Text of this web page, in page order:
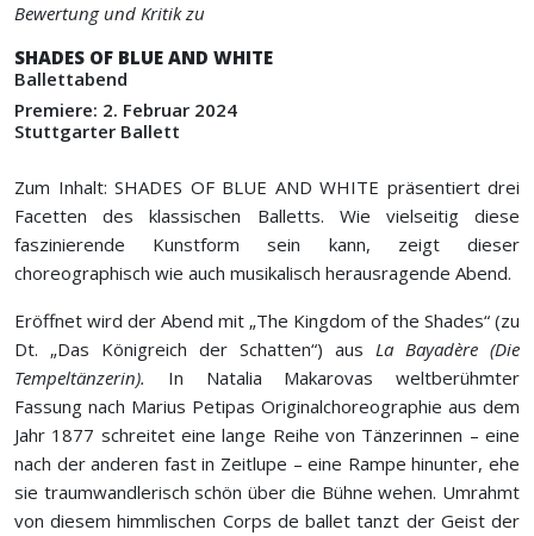
Bewertung und Kritik zu
SHADES OF BLUE AND WHITE
Ballettabend
Premiere: 2. Februar 2024
Stuttgarter Ballett
Zum Inhalt: SHADES OF BLUE AND WHITE präsentiert drei
Facetten des klassischen Balletts. Wie vielseitig diese
faszinierende Kunstform sein kann, zeigt dieser
choreographisch wie auch musikalisch herausragende Abend.
Eröffnet wird der Abend mit „The Kingdom of the Shades“ (zu
Dt. „Das Königreich der Schatten“) aus La Bayadère (Die
Tempeltänzerin). In Natalia Makarovas weltberühmter
Fassung nach Marius Petipas Originalchoreographie aus dem
Jahr 1877 schreitet eine lange Reihe von Tänzerinnen – eine
nach der anderen fast in Zeitlupe – eine Rampe hinunter, ehe
sie traumwandlerisch schön über die Bühne wehen. Umrahmt
von diesem himmlischen Corps de ballet tanzt der Geist der